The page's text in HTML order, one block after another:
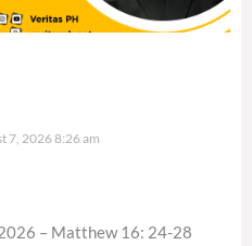
7, 2026 8:26 am
– Matthew 16: 24-28